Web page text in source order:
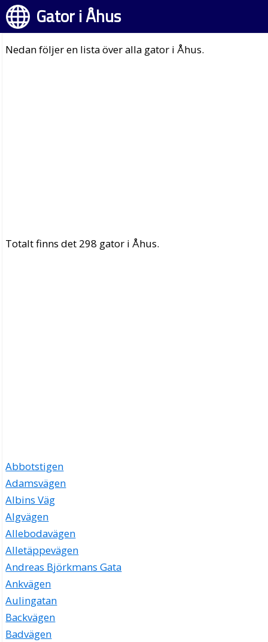
Gator i Åhus
Nedan följer en lista över alla gator i Åhus.
Totalt finns det 298 gator i Åhus.
Abbotstigen
Adamsvägen
Albins Väg
Algvägen
Allebodavägen
Alletäppevägen
Andreas Björkmans Gata
Ankvägen
Aulingatan
Backvägen
Badvägen